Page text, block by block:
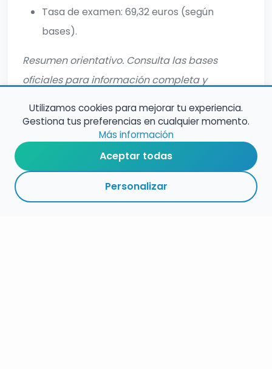
Tasa de examen: 69,32 euros (según
bases).
Resumen orientativo. Consulta las bases
oficiales para información completa y
RESUMEN PLAZOS ESPECIALIDAD ENLACES SEGUIR
Utilizamos cookies para mejorar tu experiencia.
Gestiona tus preferencias en cualquier momento.
Más información
Aceptar todas
Personalizar